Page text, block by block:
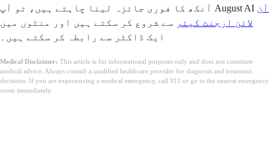
آنکھ کا فوری جائزہ لینا چاہتے ہیں، تو آپ August AI آن
لائن ارجنٹ کیئر سے شروع کر سکتے ہیں اور منٹوں میں
ایک ڈاکٹر سے رابطہ کر سکتے ہیں۔
Medical Disclaimer: This article is for informational purposes only and does not constitute
medical advice. Always consult a qualified healthcare provider for diagnosis and treatment
decisions. If you are experiencing a medical emergency, call 911 or go to the nearest emergency
room immediately.